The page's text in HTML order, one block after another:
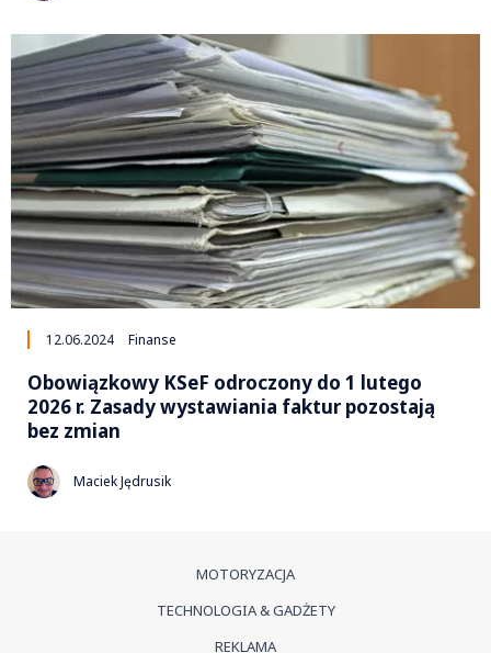
12.06.2024 Finanse
Obowiązkowy KSeF odroczony do 1 lutego
2026 r. Zasady wystawiania faktur pozostają
bez zmian
Maciek Jędrusik
MOTORYZACJA
TECHNOLOGIA & GADŻETY
REKLAMA